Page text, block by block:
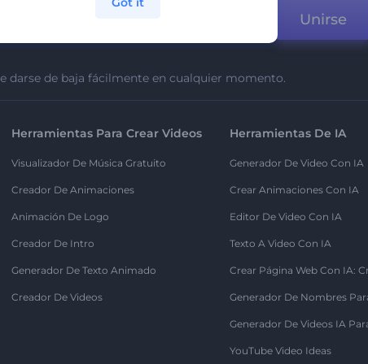
Unirse
darse de baja fácilmente en cualquier momento.
Herramientas Para Crear Videos
Visualizador De Música Gratuito
Creador De Animaciones
Animación De Logo
Creador De Intro
Generador De Texto Animado
Creador De Videos
Herramientas De IA
Generador De Video Con IA
Crear Animaciones Con IA
Editor De Video Con IA
Texto A Video Con IA
Crear Página Web Con IA:
Generador De Nombres
Generador De Videos IA
YouTube Video Ideas